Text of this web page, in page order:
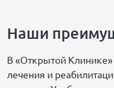
Наши
В «Открытой Клинике»
лечения и